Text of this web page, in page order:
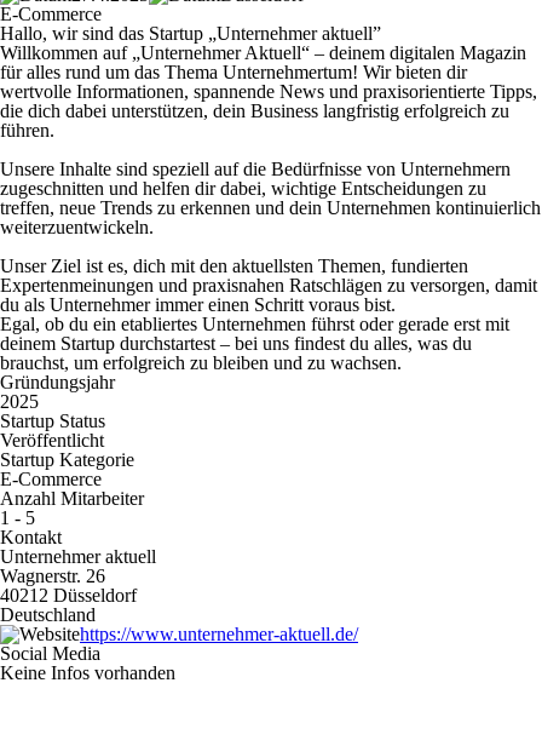
E-Commerce
Hallo, wir sind das Startup „Unternehmer aktuell”
Willkommen auf „Unternehmer Aktuell“ – deinem digitalen Magazin
für alles rund um das Thema Unternehmertum! Wir bieten dir
wertvolle Informationen, spannende News und praxisorientierte Tipps,
die dich dabei unterstützen, dein Business langfristig erfolgreich zu
führen.
Unsere Inhalte sind speziell auf die Bedürfnisse von Unternehmern
zugeschnitten und helfen dir dabei, wichtige Entscheidungen zu
treffen, neue Trends zu erkennen und dein Unternehmen kontinuierlich
weiterzuentwickeln.
Unser Ziel ist es, dich mit den aktuellsten Themen, fundierten
Expertenmeinungen und praxisnahen Ratschlägen zu versorgen, damit
du als Unternehmer immer einen Schritt voraus bist.
Egal, ob du ein etabliertes Unternehmen führst oder gerade erst mit
deinem Startup durchstartest – bei uns findest du alles, was du
brauchst, um erfolgreich zu bleiben und zu wachsen.
Gründungsjahr
2025
Startup Status
Veröffentlicht
Startup Kategorie
E-Commerce
Anzahl Mitarbeiter
1 - 5
Kontakt
Unternehmer aktuell
Wagnerstr. 26
40212 Düsseldorf
Deutschland
https://www.unternehmer-aktuell.de/
Social Media
Keine Infos vorhanden